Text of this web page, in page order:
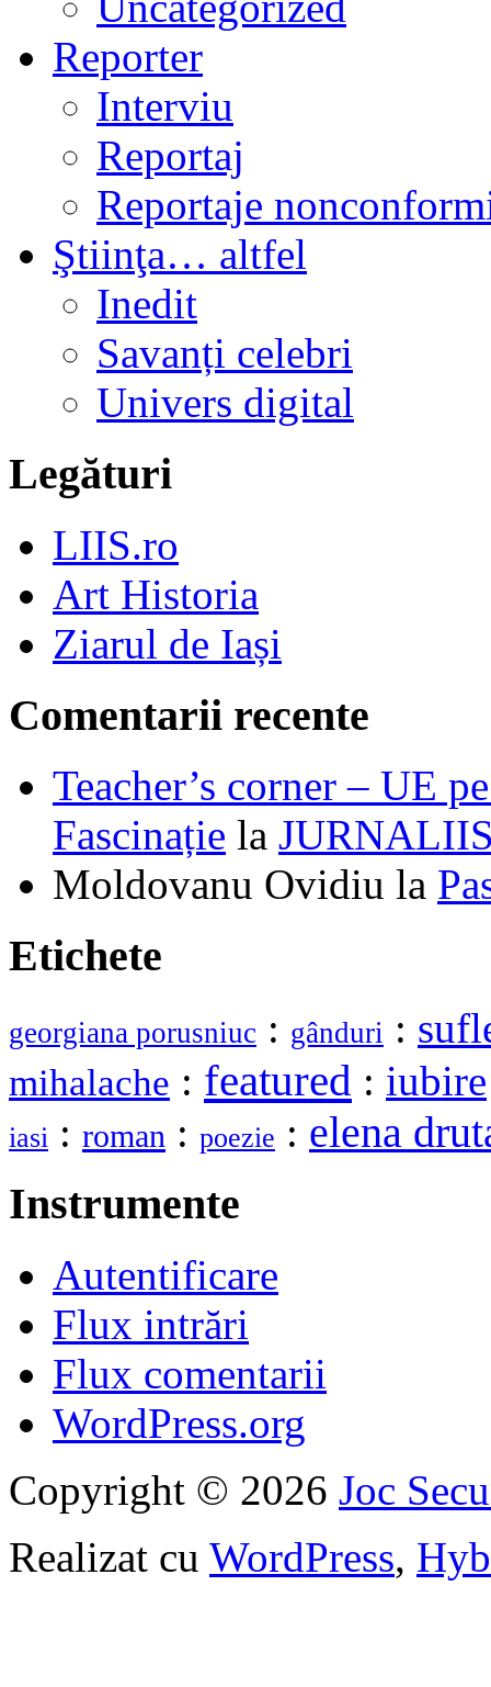
Reporter
Interviu
Reportaj
Reportaje
Ştiinţa… altfel
Inedit
Savanți celebri
Univers digital
Legături
LIIS.ro
Art Historia
Ziarul de Iași
Comentarii recente
Teacher’s corner – UE
Fascinație la
Moldovanu Ovidiu la
Etichete
georgiana porusniuc : gânduri :
mihalache : featured : iubire
iasi : roman : poezie : elena
Instrumente
Autentificare
Flux intrări
Flux comentarii
WordPress.org
Copyright © 2026 Joc
Realizat cu WordPress,